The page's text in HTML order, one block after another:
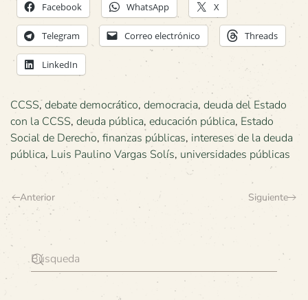
Facebook WhatsApp X
Telegram Correo electrónico Threads
LinkedIn
CCSS,debate democrático, democracia, deuda del Estado
con la CCSS, deuda pública, educación pública, Estado
Social de Derecho, finanzas públicas, intereses de la deuda
pública,Luis Paulino Vargas Solís, universidades públicas
Anterior Siguiente